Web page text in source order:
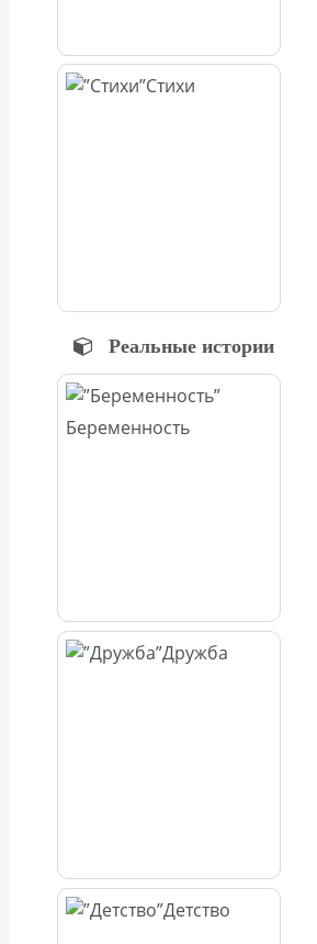
Стихи
Реальные истории
Беременность
Дружба
Детство